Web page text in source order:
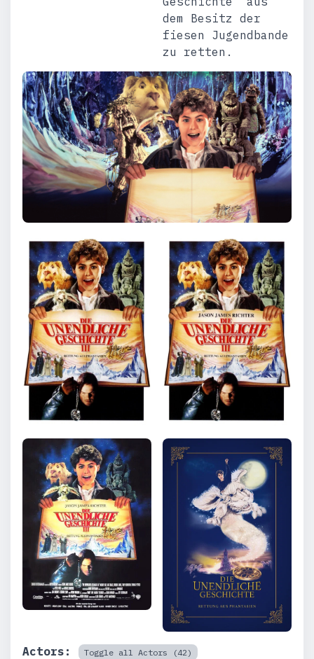
dem Besitz der
fiesen Jugendbande
zu retten.
Actors: Toggle all Actors (42)